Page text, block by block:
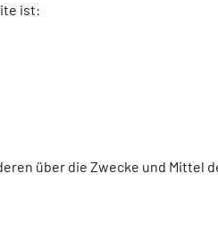
ist:
über die Zwecke und Mittel